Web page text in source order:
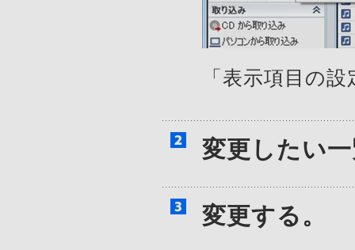
「表示項目の
変更したい
変更する。